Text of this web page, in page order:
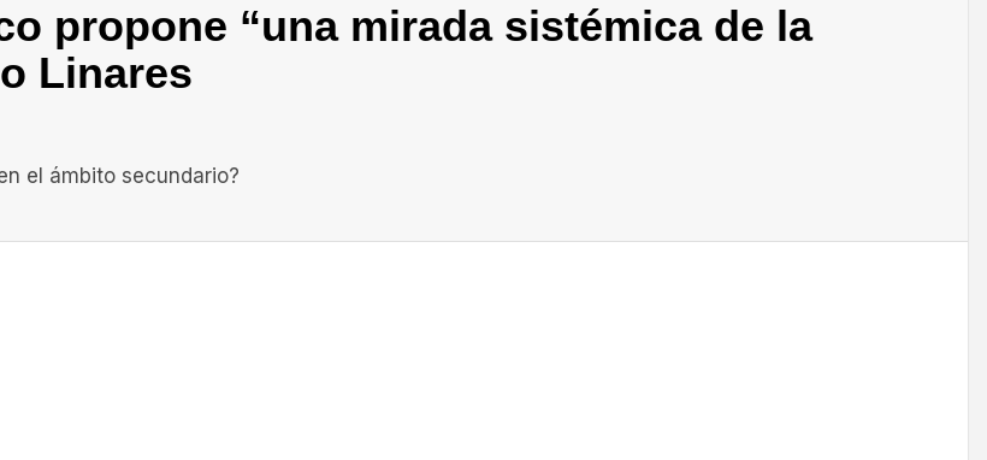
propone “una mirada sistémica de la
Linares
el ámbito secundario?